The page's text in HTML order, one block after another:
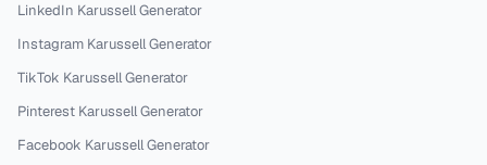
LinkedIn Karussell Generator
Instagram Karussell Generator
TikTok Karussell Generator
Pinterest Karussell Generator
Facebook Karussell Generator